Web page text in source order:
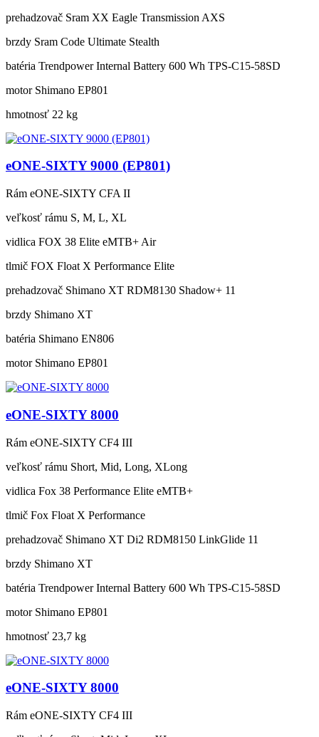
prehadzovač Sram XX Eagle Transmission AXS
brzdy Sram Code Ultimate Stealth
batéria Trendpower Internal Battery 600 Wh TPS-C15-58SD
motor Shimano EP801
hmotnosť 22 kg
eONE-SIXTY 9000 (EP801)
Rám eONE-SIXTY CFA II
veľkosť rámu S, M, L, XL
vidlica FOX 38 Elite eMTB+ Air
tlmič FOX Float X Performance Elite
prehadzovač Shimano XT RDM8130 Shadow+ 11
brzdy Shimano XT
batéria Shimano EN806
motor Shimano EP801
eONE-SIXTY 8000
Rám eONE-SIXTY CF4 III
veľkosť rámu Short, Mid, Long, XLong
vidlica Fox 38 Performance Elite eMTB+
tlmič Fox Float X Performance
prehadzovač Shimano XT Di2 RDM8150 LinkGlide 11
brzdy Shimano XT
batéria Trendpower Internal Battery 600 Wh TPS-C15-58SD
motor Shimano EP801
hmotnosť 23,7 kg
eONE-SIXTY 8000
Rám eONE-SIXTY CF4 III